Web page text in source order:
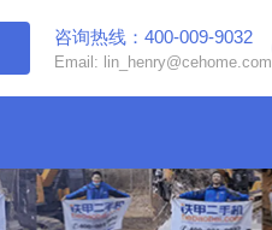
咨询热线：400-009-9032
Email: lin_henry@cehome.com